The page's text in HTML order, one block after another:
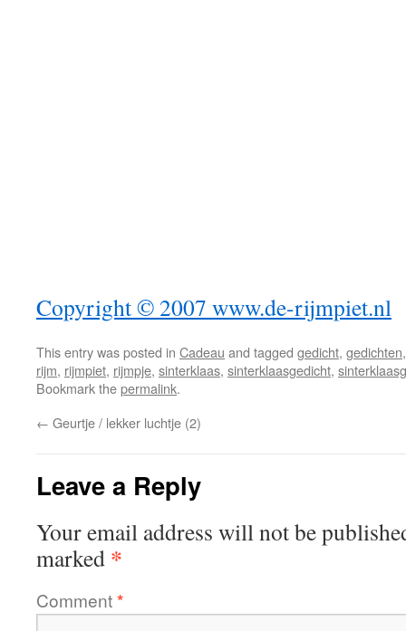
Copyright © 2007 www.de-rijmpiet.nl
This entry was posted in Cadeau and tagged gedicht, gedichten
rijm, rijmpiet, rijmpje, sinterklaas, sinterklaasgedicht,
Bookmark thepermalink.
← Geurtje / lekker luchtje (2)
Leave a Reply
Your email address will not be
marked *
Comment*